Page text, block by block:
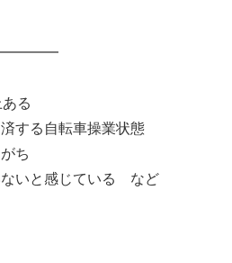
る
する自転車操業状態
ち
ないと感じている など